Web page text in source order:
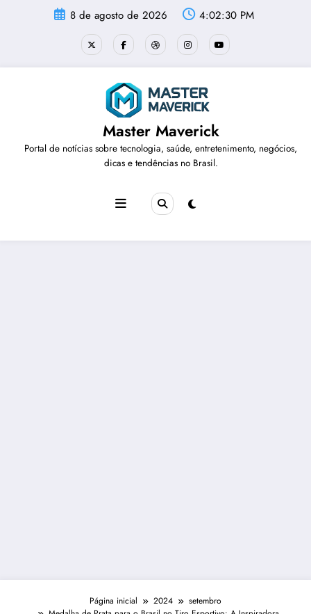
8 de agosto de 2026 4:02:31 PM
Master Maverick
Portal de notícias sobre tecnologia, saúde, entretenimento, negócios,
dicas e tendências no Brasil.
Página inicial 2024
setembro